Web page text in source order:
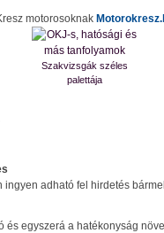
motorosoknak
Szakvizsgák széles
palettája
ingyen adható fel hirdetés
és egyszerá a hatékonyság